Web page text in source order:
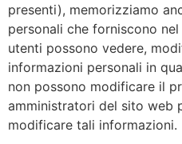
presenti), memorizziamo
personali che forniscono
utenti possono vedere,
informazioni personali in
non possono modificare il
amministratori del sito web
modificare tali informazioni.